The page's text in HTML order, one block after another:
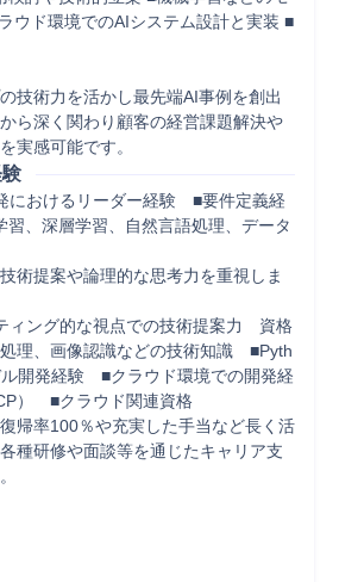
ウド環境でのAIシステム設計と実装 ■
技術力を活かし最先端AI事例を創出
ら深く関わり顧客の経営課題解決や
実感可能です。
におけるリーダー経験　■要件定義経
習、深層学習、自然言語処理、データ
術提案や論理的な思考力を重視しま
ィング的な視点での技術提案力　資格
理、画像認識などの技術知識　■Pyth
開発経験　■クラウド環境での開発経
）　■クラウド関連資格
復帰率100％や充実した手当など長く活
種研修や面談等を通じたキャリア支